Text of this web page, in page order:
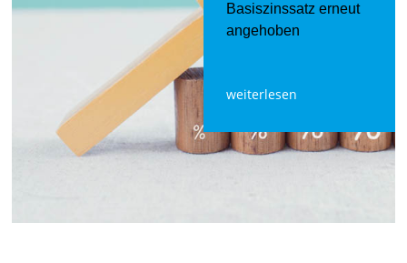
Basiszinssatz erneut
angehoben
weiterlesen